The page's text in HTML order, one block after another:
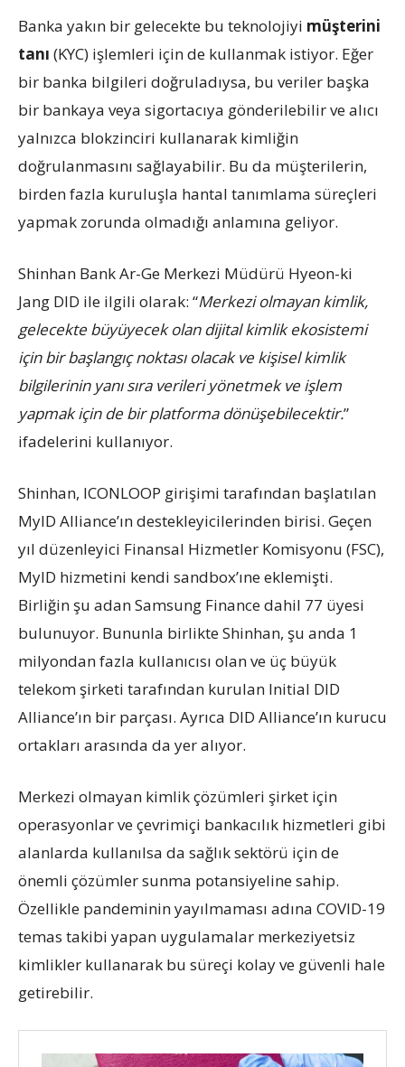
Banka yakın bir gelecekte bu teknolojiyi müşterini
tanı (KYC) işlemleri için de kullanmak istiyor. Eğer
bir banka bilgileri doğruladıysa, bu veriler başka
bir bankaya veya sigortacıya gönderilebilir ve alıcı
yalnızca blokzinciri kullanarak kimliğin
doğrulanmasını sağlayabilir. Bu da müşterilerin,
birden fazla kuruluşla hantal tanımlama süreçleri
yapmak zorunda olmadığı anlamına geliyor.
Shinhan Bank Ar-Ge Merkezi Müdürü Hyeon-ki
Jang DID ile ilgili olarak: “Merkezi olmayan kimlik,
gelecekte büyüyecek olan dijital kimlik ekosistemi
için bir başlangıç ​​noktası olacak ve kişisel kimlik
bilgilerinin yanı sıra verileri yönetmek ve işlem
yapmak için de bir platforma dönüşebilecektir.”
ifadelerini kullanıyor.
Shinhan, ICONLOOP girişimi tarafından başlatılan
MyID Alliance’ın destekleyicilerinden birisi. Geçen
yıl düzenleyici Finansal Hizmetler Komisyonu (FSC),
MyID hizmetini kendi sandbox’ıne eklemişti.
Birliğin şu adan Samsung Finance dahil 77 üyesi
bulunuyor. Bununla birlikte Shinhan, şu anda 1
milyondan fazla kullanıcısı olan ve üç büyük
telekom şirketi tarafından kurulan Initial DID
Alliance’ın bir parçası. Ayrıca DID Alliance’ın kurucu
ortakları arasında da yer alıyor.
Merkezi olmayan kimlik çözümleri şirket için
operasyonlar ve çevrimiçi bankacılık hizmetleri gibi
alanlarda kullanılsa da sağlık sektörü için de
önemli çözümler sunma potansiyeline sahip.
Özellikle pandeminin yayılmaması adına COVID-19
temas takibi yapan uygulamalar merkeziyetsiz
kimlikler kullanarak bu süreçi kolay ve güvenli hale
getirebilir.